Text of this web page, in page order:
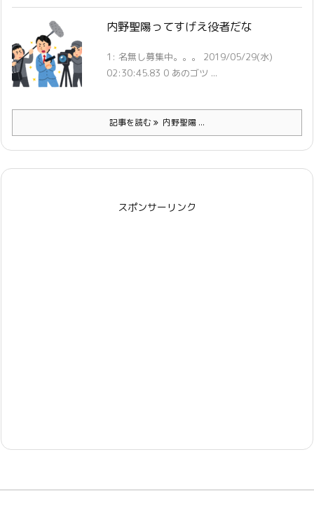
内野聖陽ってすげえ役者だな
1: 名無し募集中。。。 2019/05/29(水)
02:30:45.83 0 あのゴツ ...
記事を読む 内野聖陽 ...
スポンサーリンク